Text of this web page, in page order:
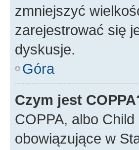
zmniejszyć
zarejestrować się
dyskusje.
Góra
Czym jest
COPPA, albo
obowiązujące w